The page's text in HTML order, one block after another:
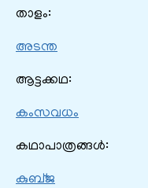
താളം:
അടന്ത
ആട്ടക്കഥ:
കംസവധം
കഥാപാത്രങ്ങൾ:
കുബ്ജ